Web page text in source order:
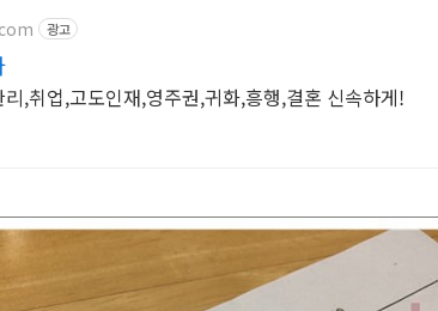
광고
,취업,고도인재,영주권,귀화,흥행,결혼 신속하게!